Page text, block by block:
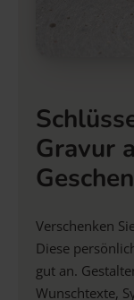
Gravur
Verschenken
Diese
gut an.
Wunschtexte,